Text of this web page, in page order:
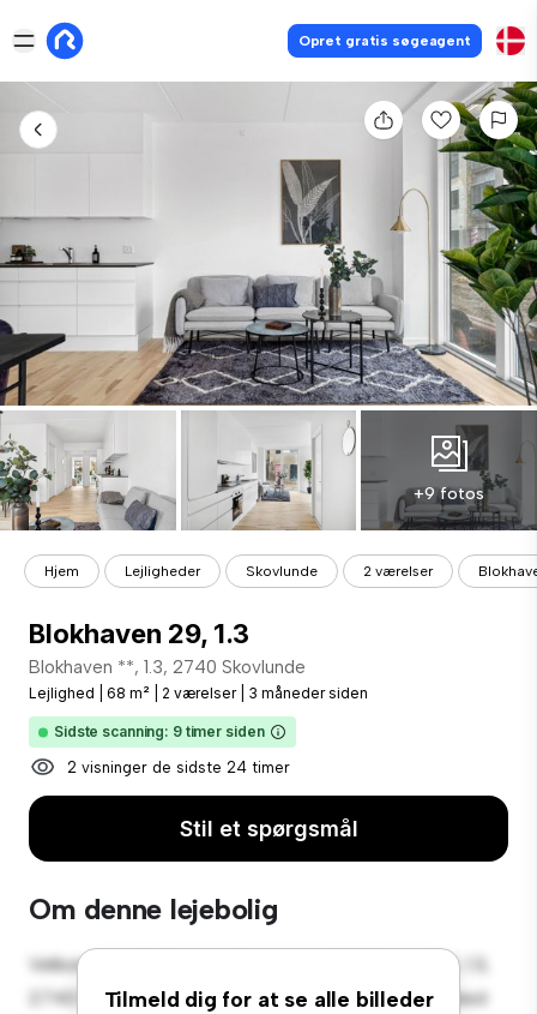
Opret gratis søgeagent
+9 fotos
Hjem Lejligheder Skovlunde 2 værelser
Blokhaven 29, 1.3
Blokhaven **, 1.3, 2740 Skovlunde
Lejlighed 68 m² 2 værelser 3 måneder siden
Sidste scanning: 9 timer siden
2 visninger de sidste 24 timer
Stil et spørgsmål
Om denne lejebolig
Tilmeld dig for at se alle billeder
Velkommen til dit nye byferiested på Blokhaven 29, 1.3,
2740 Skovlunde! Denne moderne 2-værelses lejlighed